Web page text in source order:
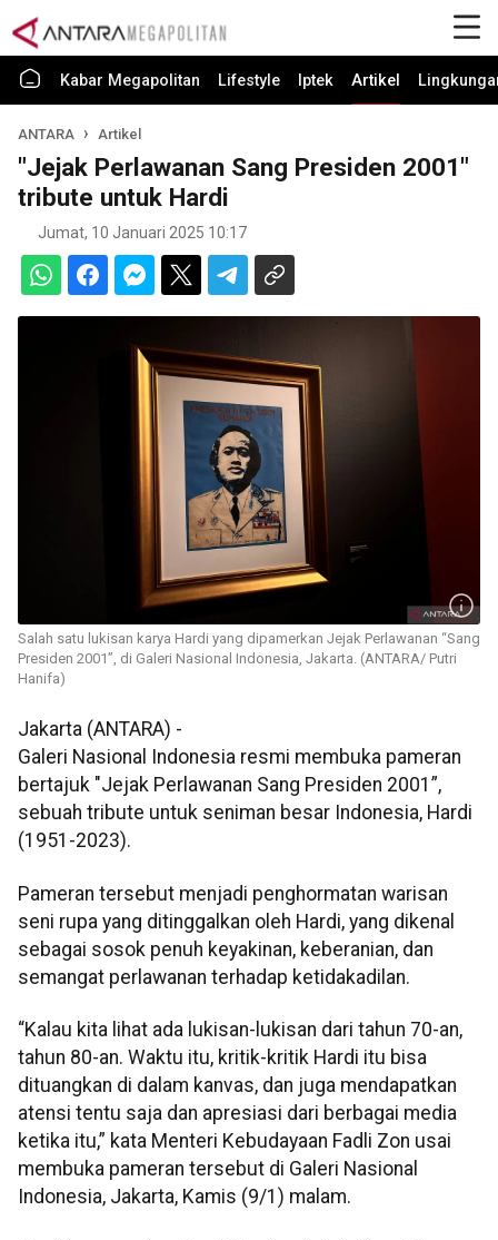
Kabar Megapolitan Lifestyle Iptek Artikel
ANTARA Artikel
"Jejak Perlawanan Sang Presiden 2001"
tribute untuk Hardi
Jumat, 10 Januari 2025 10:17
Salah satu lukisan karya Hardi yang dipamerkan Jejak Perlawanan “Sang
Presiden 2001”, di Galeri Nasional Indonesia, Jakarta. (ANTARA/ Putri
Hanifa)
Jakarta (ANTARA) -
Galeri Nasional Indonesia resmi membuka pameran
bertajuk "Jejak Perlawanan Sang Presiden 2001”,
sebuah tribute untuk seniman besar Indonesia, Hardi
(1951-2023).
Pameran tersebut menjadi penghormatan warisan
seni rupa yang ditinggalkan oleh Hardi, yang dikenal
sebagai sosok penuh keyakinan, keberanian, dan
semangat perlawanan terhadap ketidakadilan.
“Kalau kita lihat ada lukisan-lukisan dari tahun 70-an,
tahun 80-an. Waktu itu, kritik-kritik Hardi itu bisa
dituangkan di dalam kanvas, dan juga mendapatkan
atensi tentu saja dan apresiasi dari berbagai media
ketika itu,” kata Menteri Kebudayaan Fadli Zon usai
membuka pameran tersebut di Galeri Nasional
Indonesia, Jakarta, Kamis (9/1) malam.